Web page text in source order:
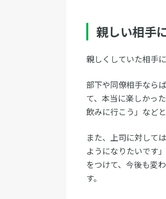
親しい相手
親しくしていた相手
部下や同僚相手なら
て、本当に楽しかっ
飲みに行こう」など
また、上司に対して
ようになりたいです
をつけて、今後も変
す。